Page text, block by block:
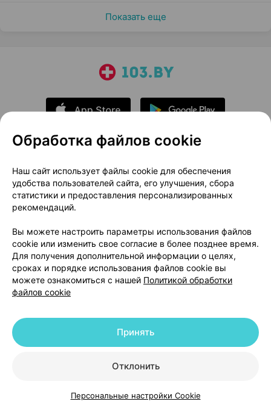
КаталогКорзинаИзбранноеПрофиль
Показать еще
О проекте
Новости проекта
Размещение рекламы
Медицинский маркетинг
Публичный договор
Доставка
Способы оплаты
Вакансии
Партнеры
Написать руководителю 103.by
Написать в поддержку
Персональные настройки Cookie
© 2026 ООО «Артокс Лаб», УНП 191700409 | 220012, Республика Беларусь,
+375 291212755
Обработка файлов cookie
Наш сайт использует файлы cookie для обеспечения
удобства пользователей сайта, его улучшения, сбора
статистики и предоставления персонализированных
рекомендаций.
Вы можете настроить параметры использования файлов
cookie или изменить свое согласие в более позднее время.
Для получения дополнительной информации о целях,
сроках и порядке использования файлов cookie вы
можете ознакомиться с нашей Политикой обработки
файлов cookie
Отклонить
Принять
Персональные настройки Cookie